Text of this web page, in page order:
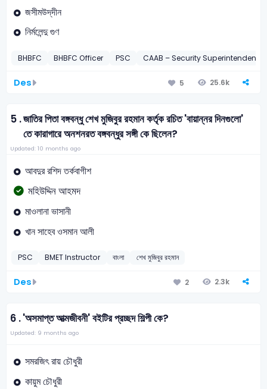
জসীমউদ্‌দীন
নির্মলেন্দু গুণ
BHBFC BHBFC Officer PSC CAAB – Security Superintendent-
Des 5 25.6k
5 .জাতির পিতা বঙ্গবন্ধু শেখ মুজিবুর রহমান কর্তৃক রচিত 'বায়ান্নর দিনগুলো'
তে কারাগারে অনশনরত বঙ্গবন্ধুর সঙ্গী কে ছিলেন?
Updated: 10 months ago
আবদুর রশিদ তর্কবাগীশ
মহিউদ্দিন আহমদ
মাওলানা ভাসানী
খান সাহেব ওসমান আলী
PSC BMET Instructor বাংলা শেখ মুজিবুর রহমান
Des 2 2.3k
6 .'অসমাপ্ত আত্মজীবনী' বইটির প্রচ্ছদ শিল্পী কে?
Updated: 9 months ago
সমরজিৎ রায় চৌধুরী
কায়ুম চৌধুরী